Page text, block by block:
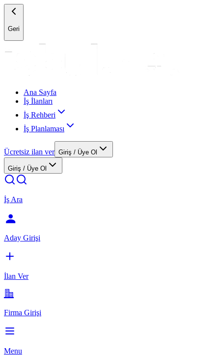
Geri
Ana Sayfa
İş İlanları
İş Rehberi
İş Planlaması
Ücretsiz ilan ver Giriş / Üye Ol
Giriş / Üye Ol
İş Ara
Aday Girişi
İlan Ver
Firma Girişi
Menu